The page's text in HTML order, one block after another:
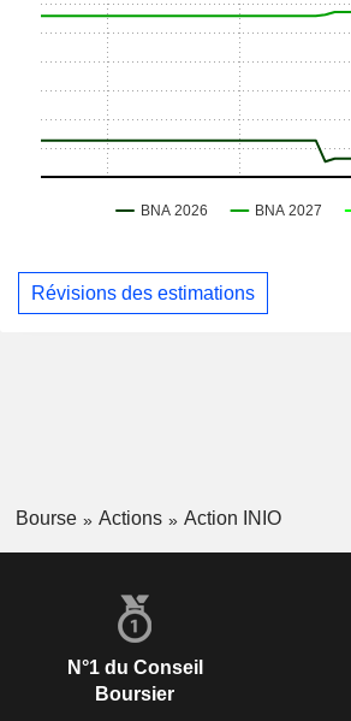
Révisions des estimations
Bourse Actions Action INIO
N°1 du Conseil
Boursier